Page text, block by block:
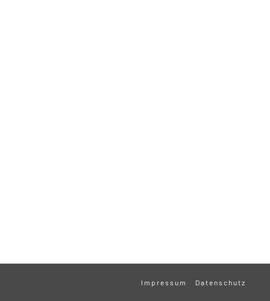
Impressum Datenschutz